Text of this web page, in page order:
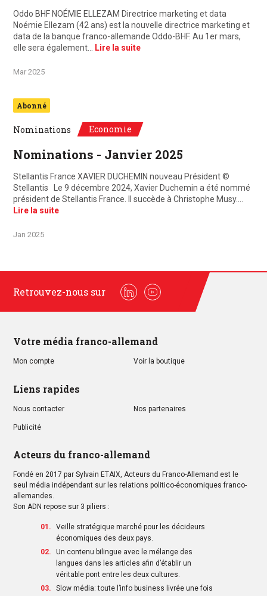
Oddo BHF NOÉMIE ELLEZAM Directrice marketing et data
Noémie Ellezam (42 ans) est la nouvelle directrice marketing et
data de la banque franco-allemande Oddo-BHF. Au 1er mars,
elle sera également…
Lire la suite
Mar 2025
Abonné
Nominations Economie
Nominations - Janvier 2025
Stellantis France XAVIER DUCHEMIN nouveau Président ©
Stellantis Le 9 décembre 2024, Xavier Duchemin a été nommé
président de Stellantis France. Il succède à Christophe Musy.…
Lire la suite
Jan 2025
Retrouvez-nous sur
LinkedinYoutube
Votre média franco-allemand
Mon compte Voir la boutique
Liens rapides
Nous contacter Nos partenaires
Publicité
Acteurs du franco-allemand
Fondé en 2017 par Sylvain ETAIX, Acteurs du Franco-Allemand est le
seul média indépendant sur les relations politico-économiques franco-
allemandes.
Son ADN repose sur 3 piliers :
Veille stratégique marché pour les décideurs
économiques des deux pays.
Un contenu bilingue avec le mélange des
langues dans les articles afin d’établir un
véritable pont entre les deux cultures.
Slow média: toute l’info business livrée une fois